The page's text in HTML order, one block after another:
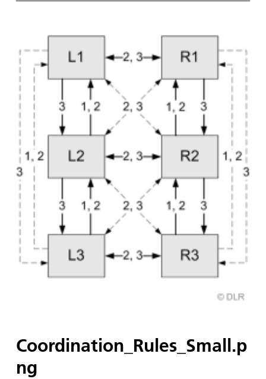
Coordination_Rules_Small.p
ng